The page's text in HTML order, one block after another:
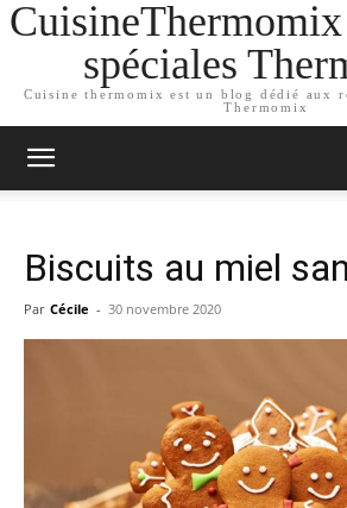
spéciales
Cuisine thermomix est un blog dédié aux
Thermomix
Biscuits au miel
Par Cécile - 30 novembre 2020